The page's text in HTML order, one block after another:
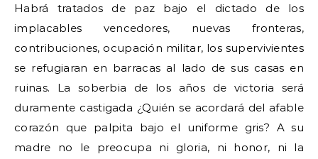
Habrá tratados de paz bajo el dictado de los
implacables vencedores, nuevas fronteras,
contribuciones, ocupación militar, los supervivientes
se refugiaran en barracas al lado de sus casas en
ruinas. La soberbia de los años de victoria será
duramente castigada ¿Quién se acordará del afable
corazón que palpita bajo el uniforme gris? A su
madre no le preocupa ni gloria, ni honor, ni la